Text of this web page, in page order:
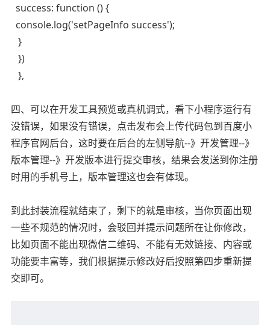
success: function () {
console.log('setPageInfo success');
}
})
},
四、可以在开发工具预览或真机调式，看下小程序运行有
没错误，如果没有错误，点击发布会上传代码包到百度小
程序官网后台，这时要在后台的左侧导航--》开发管理--》
版本管理--》开发版本进行提交审核，结果会发送到你注册
时用的手机号上，版本管理这也会有体现。
到此封装流程就结束了，剩下的就是审核，当你页面出现
一些不规范的情况时，会驳回并提示问题所在让你修改，
比如页面不能出现微信二维码、不能有无效链接、内容或
功能要丰富等，我们根据提示修改好后按照第四步重新提
交即可。